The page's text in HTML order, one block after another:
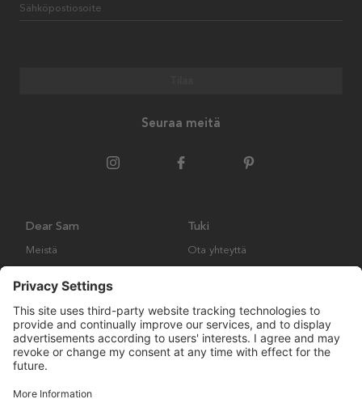
Sähköpostiosoite
Seuraa meitä
Dear Sam
Meistä
Tuki
Ota yhteyttä
Palautukset ja vaatimukset